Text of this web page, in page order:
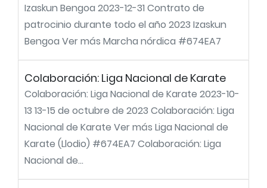
Izaskun Bengoa 2023-12-31 Contrato de
patrocinio durante todo el año 2023 Izaskun
Bengoa Ver más Marcha nórdica #674EA7
Colaboración: Liga Nacional de Karate
Colaboración: Liga Nacional de Karate 2023-10-
13 13-15 de octubre de 2023 Colaboración: Liga
Nacional de Karate Ver más Liga Nacional de
Karate (Llodio) #674EA7 Colaboración: Liga
Nacional de...